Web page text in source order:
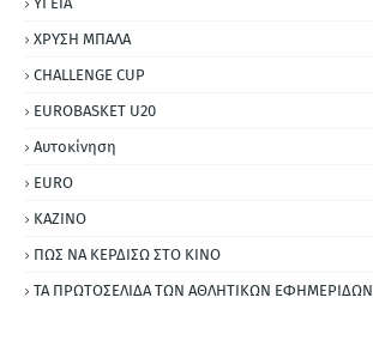
ΧΡΥΣΗ ΜΠΑΛΑ
CHALLENGE CUP
EUROBASKET U20
Αυτοκίνηση
ΕURO
ΚΑΖΙΝΟ
ΠΩΣ ΝΑ ΚΕΡΔΙΣΩ ΣΤΟ ΚΙΝΟ
ΤΑ ΠΡΩΤΟΣΕΛΙΔΑ ΤΩΝ ΑΘΛΗΤΙΚΩΝ ΕΦΗΜΕΡΙΔΩΝ